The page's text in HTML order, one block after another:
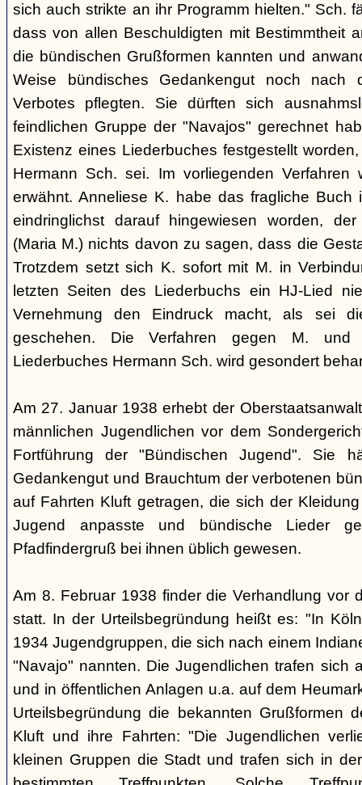
sich auch strikte an ihr Programm hielten." Sch.
dass von allen Beschuldigten mit Bestimmtheit
die bündischen Grußformen kannten und
Weise bündisches Gedankengut noch nach
Verbotes pflegten. Sie dürften sich
feindlichen Gruppe der "Navajos" gerechnet
Existenz eines Liederbuches festgestellt
Hermann Sch. sei. Im vorliegenden Verfahren
erwähnt. Anneliese K. habe das fragliche Buch
eindringlichst darauf hingewiesen worden,
(Maria M.) nichts davon zu sagen, dass die
Trotzdem setzt sich K. sofort mit M. in
letzten Seiten des Liederbuchs ein HJ-Lied
Vernehmung den Eindruck macht, als sei
geschehen. Die Verfahren gegen M. und
Liederbuches Hermann Sch. wird gesondert
Am 27. Januar 1938 erhebt der
männlichen Jugendlichen vor dem
Fortführung der "Bündischen Jugend". Sie
Gedankengut und Brauchtum der verbotenen
auf Fahrten Kluft getragen, die sich der
Jugend anpasste und bündische Lieder
Pfadfindergruß bei ihnen üblich gewesen.
Am 8. Februar 1938 finder die Verhandlung vor
statt. In der Urteilsbegründung heißt es: "In
1934 Jugendgruppen, die sich nach einem
"Navajo" nannten. Die Jugendlichen trafen sich
und in öffentlichen Anlagen u.a. auf dem
Urteilsbegründung die bekannten Grußformen
Kluft und ihre Fahrten: "Die Jugendlichen
kleinen Gruppen die Stadt und trafen sich in